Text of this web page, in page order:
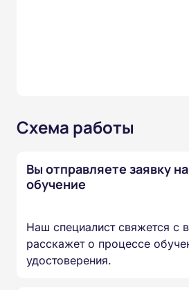
Схема работы
Вы отправляете заявку на
обучение
Наш специалист свяжется с
расскажет о процессе
удостоверения.